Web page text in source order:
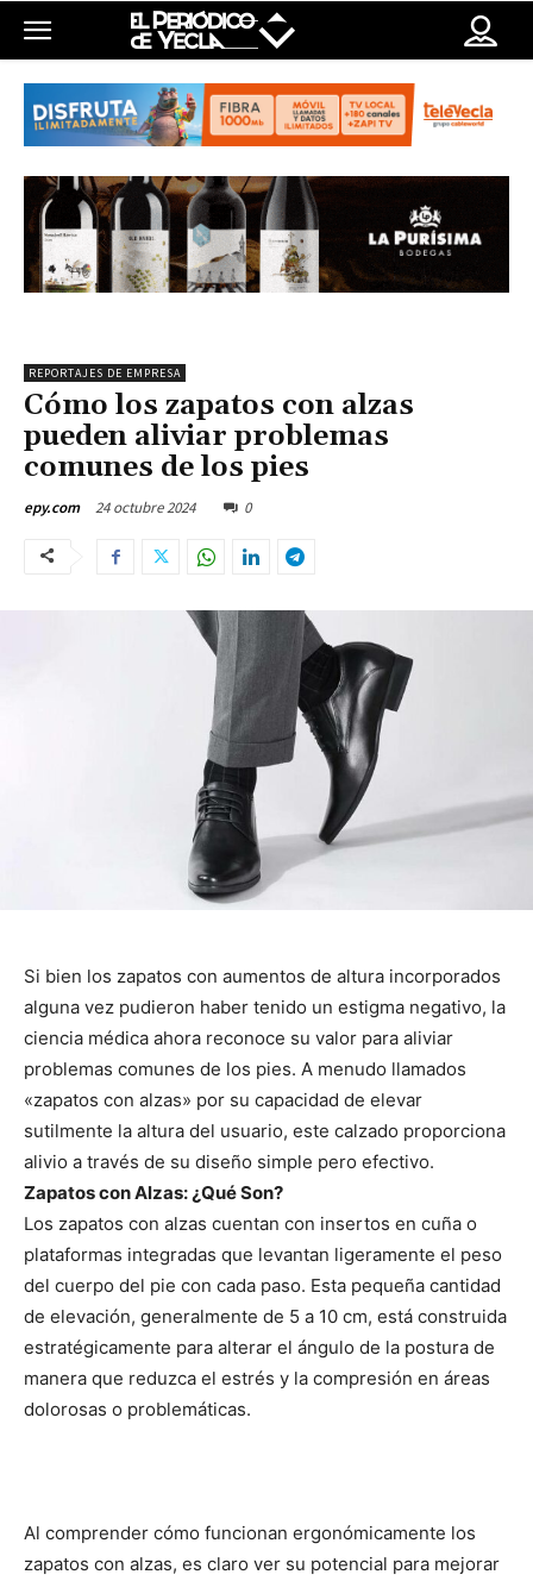
REPORTAJES DE EMPRESA
Cómo los zapatos con alzas
pueden aliviar problemas
comunes de los pies
epy.com 24 octubre 2024 0
Si bien los zapatos con aumentos de altura incorporados
alguna vez pudieron haber tenido un estigma negativo, la
ciencia médica ahora reconoce su valor para aliviar
problemas comunes de los pies. A menudo llamados
«zapatos con alzas» por su capacidad de elevar
sutilmente la altura del usuario, este calzado proporciona
alivio a través de su diseño simple pero efectivo.
Zapatos con Alzas: ¿Qué Son?
Los zapatos con alzas cuentan con insertos en cuña o
plataformas integradas que levantan ligeramente el peso
del cuerpo del pie con cada paso. Esta pequeña cantidad
de elevación, generalmente de 5 a 10 cm, está construida
estratégicamente para alterar el ángulo de la postura de
manera que reduzca el estrés y la compresión en áreas
dolorosas o problemáticas.
Al comprender cómo funcionan ergonómicamente los
zapatos con alzas, es claro ver su potencial para mejorar